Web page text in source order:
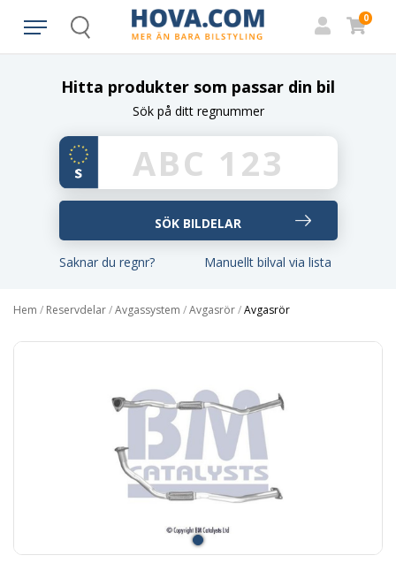
Search
0
Hitta produkter som passar din bil
Sök på ditt regnummer
Saknar du regnr? Manuellt bilval via lista
Hem / Reservdelar/Avgassystem /Avgasrör/Avgasrör